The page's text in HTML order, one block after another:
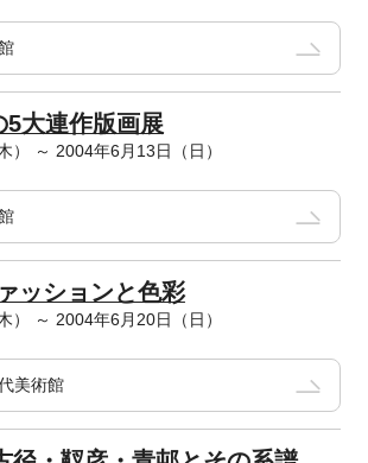
5大連作版画展
） ～ 2004年6月13日（日）
ッションと色彩
） ～ 2004年6月20日（日）
美術館